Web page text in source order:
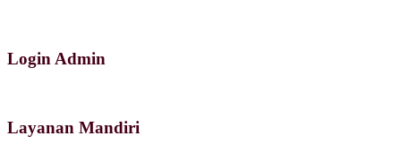
Login Admin
Layanan Mandiri